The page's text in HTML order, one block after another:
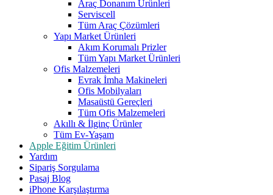
Araç Donanım Ürünleri
Serviscell
Tüm Araç Çözümleri
Yapı Market Ürünleri
Akım Korumalı Prizler
Tüm Yapı Market Ürünleri
Ofis Malzemeleri
Evrak İmha Makineleri
Ofis Mobilyaları
Masaüstü Gereçleri
Tüm Ofis Malzemeleri
Akıllı & İlginç Ürünler
Tüm Ev-Yaşam
Apple Eğitim Ürünleri
Yardım
Sipariş Sorgulama
Pasaj Blog
iPhone Karşılaştırma